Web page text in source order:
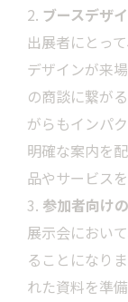
ブースデザ
出展者にとっ
デザインが来
の商談に繋が
がらもインパ
明確な案内を
品やサービス
参加者向け
展示会におい
ることになり
れた資料を準